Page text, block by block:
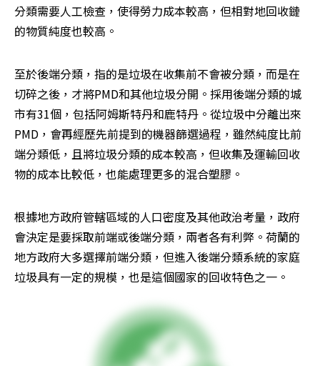
分類需要人工檢查，使得勞力成本較高，但相對地回收鏈
的物質純度也較高。
至於後端分類，指的是垃圾在收集前不會被分類，而是在
切碎之後，才將PMD和其他垃圾分開。採用後端分類的城
市有31個，包括阿姆斯特丹和鹿特丹。從垃圾中分離出來
PMD，會再經歷先前提到的機器篩選過程，雖然純度比前
端分類低，且將垃圾分類的成本較高，但收集及運輸回收
物的成本比較低，也能處理更多的混合塑膠。
根據地方政府管轄區域的人口密度及其他政治考量，政府
會決定是要採取前端或後端分類，兩者各有利弊。荷蘭的
地方政府大多選擇前端分類，但進入後端分類系統的家庭
垃圾具有一定的規模，也是這個國家的回收特色之一。